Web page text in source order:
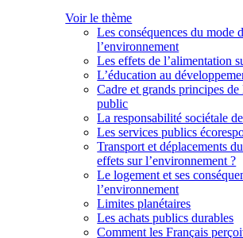
Voir le thème
Les conséquences du mode
l’environnement
Les effets de l’alimentation
L’éducation au
Cadre et grands principes
public
La responsabilité sociétale
Les services publics
Transport et déplacements
effets sur l’environnement ?
Le logement et ses
l’environnement
Limites planétaires
Les achats publics durables
Comment les Français